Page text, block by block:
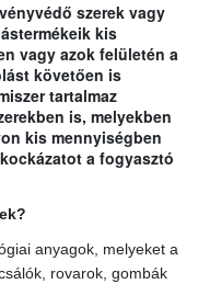
szerek vagy
kis
vagy azok felületén a
követően is
tartalmaz
is, melyekben
kis mennyiségben
a fogyasztó
anyagok, melyeket a
rovarok, gombák